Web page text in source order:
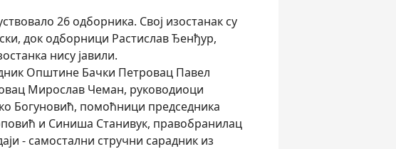
26 одборника. Свој изостанак су
док одборници Растислав Ђенђур,
нису јавили.
Општине Бачки Петровац Павел
Мирослав Чеман, руководиоци
Богуновић, помоћници председника
и Синиша Станивук, правобранилац
- самостални стручни сарадник из